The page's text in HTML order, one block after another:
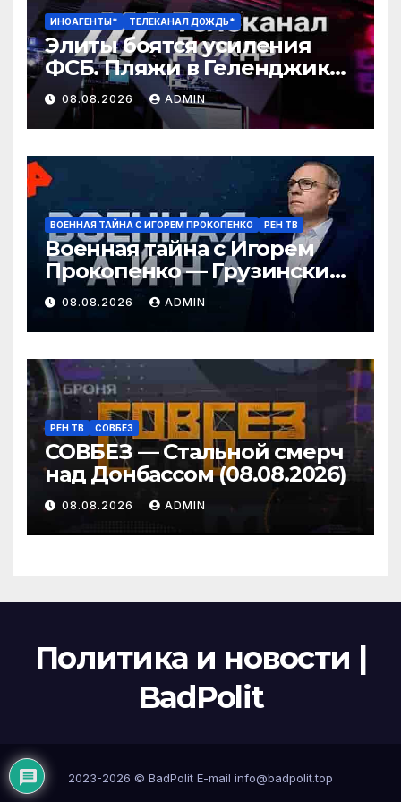
ИНОАГЕНТЫ* ТЕЛЕКАНАЛ ДОЖДЬ*
Элиты боятся усиления
ФСБ. Пляжи в Геленджике
закрыли. Медведев
угрожает Армении
08.08.2026 ADMIN
ВОЕННАЯ ТАЙНА С ИГОРЕМ ПРОКОПЕНКО РЕН ТВ
Военная тайна с Игорем
Прокопенко — Грузинские
провокаторы (08.08.2026)
08.08.2026 ADMIN
РЕН ТВ СОВБЕЗ
СОВБЕЗ — Стальной смерч
над Донбассом (08.08.2026)
08.08.2026 ADMIN
Политика и новости |
BadPolit
2023-2026 © BadPolit E-mail info@badpolit.top